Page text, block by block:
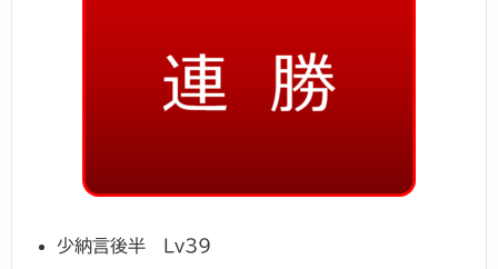
少納言後半 Lv39